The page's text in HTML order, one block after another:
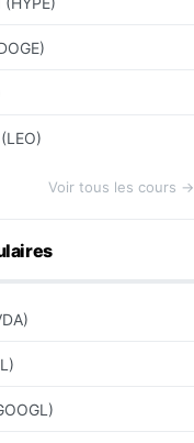
Voir tous les cours →